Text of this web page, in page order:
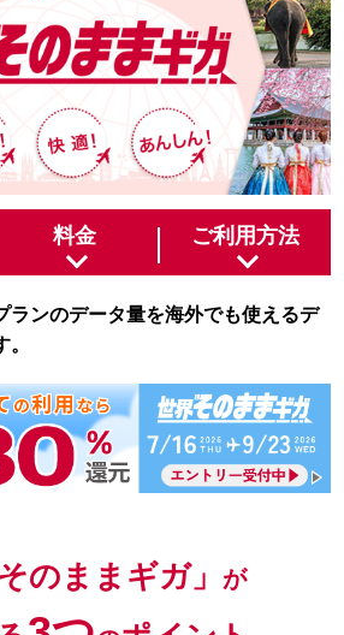
料金 ご利用方法
ランのデータ量を海外でも使えるデ
のままギガ」 が